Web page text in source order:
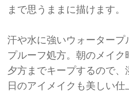
まで思うままに描けます。
汗や水に強いウォータープ
プルーフ処方。朝のメイク
夕方までキープするので、
日のアイメイクも美しい仕